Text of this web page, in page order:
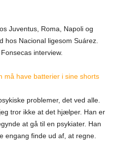
Juventus, Roma, Napoli og
hos Nacional ligesom Suárez.
interview.
må have batterier i sine shorts
problemer, det ved alle.
tror ikke at det hjælper. Han er
at gå til en psykiater. Han
engang finde ud af, at regne.